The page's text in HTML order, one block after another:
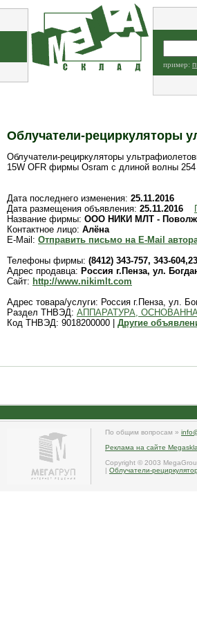
пример:
Облучатели-рециркуляторы
Облучатели-рециркуляторы
15W OFR фирмы Osram с длиной волны
Дата последнего изменения: 25.11.2016
Дата размещения объявления: 25.11.2016
Название фирмы: ООО НИКИ МЛТ -
Контактное лицо: Алёна
E-Mail: Отправить письмо на E-Mail
Телефоны фирмы: (8412) 343-757, 343-
Адрес продавца: Россия г.Пенза, ул.
Сайт: http://www.nikimlt.com
Адрес товара/услуги: Россия г.Пенза, ул.
Раздел ТНВЭД: АППАРАТУРА,
Код ТНВЭД: 9018200000 | Другие
По общим вопросам »
Реклама на сайте
Copyright © 2003
| Облучатели-